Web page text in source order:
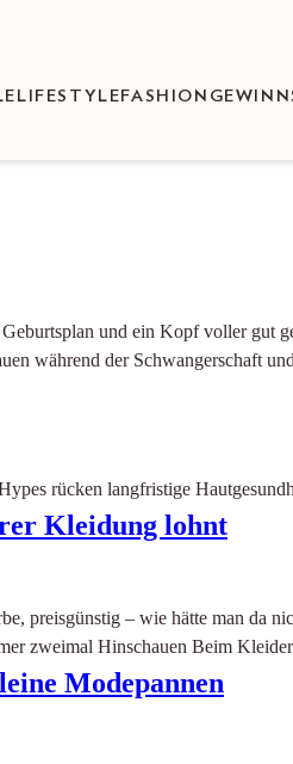
LIFESTYLEFASHION
und ein Kopf voller gut
während der Schwangerschaft
rücken langfristige
Kleidung lohnt
preisgünstig – wie hätte man da
zweimal Hinschauen Beim
Modepannen